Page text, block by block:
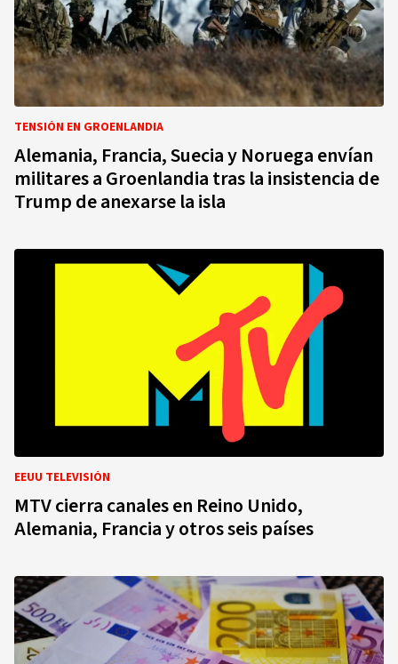
TENSIÓN EN GROENLANDIA
Alemania, Francia, Suecia y Noruega envían
militares a Groenlandia tras la insistencia de
Trump de anexarse la isla
EEUU TELEVISIÓN
MTV cierra canales en Reino Unido,
Alemania, Francia y otros seis países